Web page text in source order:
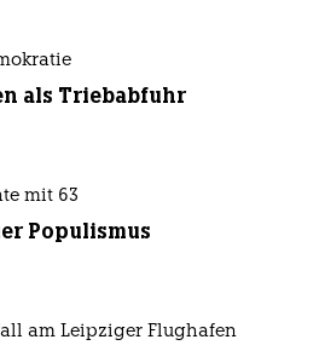
als Triebabfuhr
mit 63
Populismus
am Leipziger Flughafen